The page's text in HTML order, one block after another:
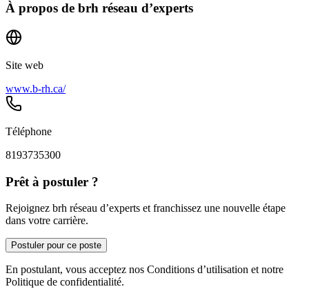
À propos de brh réseau d’experts
Site web
www.b-rh.ca/
Téléphone
8193735300
Prêt à postuler ?
Rejoignez brh réseau d’experts et franchissez une nouvelle étape
dans votre carrière.
Postuler pour ce poste
En postulant, vous acceptez nos Conditions d’utilisation et notre
Politique de confidentialité.